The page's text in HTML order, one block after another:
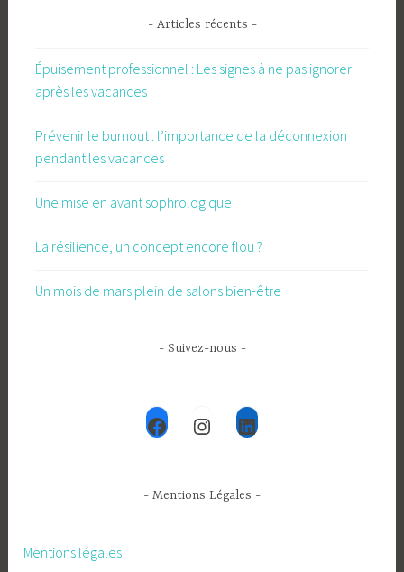
- Articles récents -
Épuisement professionnel : Les signes à ne pas ignorer
après les vacances
Prévenir le burnout : l’importance de la déconnexion
pendant les vacances
Une mise en avant sophrologique
La résilience, un concept encore flou ?
Un mois de mars plein de salons bien-être
- Suivez-nous -
FacebookInstagramLinkedIn
- Mentions Légales -
Mentions légales